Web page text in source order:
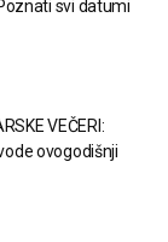
svi datumi
VEČERI:
ovogodišnji